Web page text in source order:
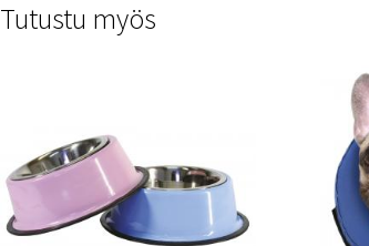
Tutustu myös